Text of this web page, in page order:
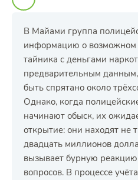
В Майами группа
информацию о возможном
тайника с деньгами
предварительным
быть спрятано около
Однако, когда
начинают обыск, их
открытие: они находят не
двадцать миллионов
вызывает бурную
вопросов. В процессе